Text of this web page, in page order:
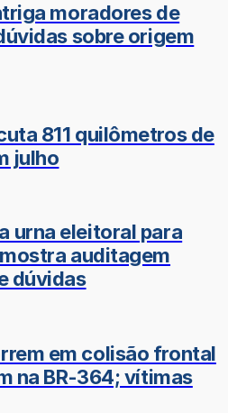
moradores de
sobre origem
811 quilômetros de
julho
urna eleitoral para
auditagem
dúvidas
em colisão frontal
na BR-364; vítimas